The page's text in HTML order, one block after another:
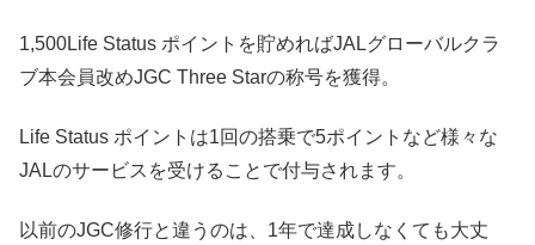
1,500Life Status ポイントを貯めればJALグローバルクラ
ブ本会員改めJGC Three Starの称号を獲得。
Life Status ポイントは1回の搭乗で5ポイントなど様々な
JALのサービスを受けることで付与されます。
以前のJGC修行と違うのは、1年で達成しなくても大丈